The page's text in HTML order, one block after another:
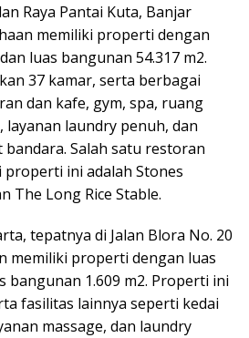
Raya Pantai Kuta, Banjar
memiliki properti dengan
luas bangunan 54.317 m2.
37 kamar, serta berbagai
dan kafe, gym, spa, ruang
laundry penuh, dan
Salah satu restoran
properti ini adalah Stones
The Long Rice Stable.
tepatnya di Jalan Blora No. 20
memiliki properti dengan luas
bangunan 1.609 m2. Properti ini
fasilitas lainnya seperti kedai
massage, dan laundry